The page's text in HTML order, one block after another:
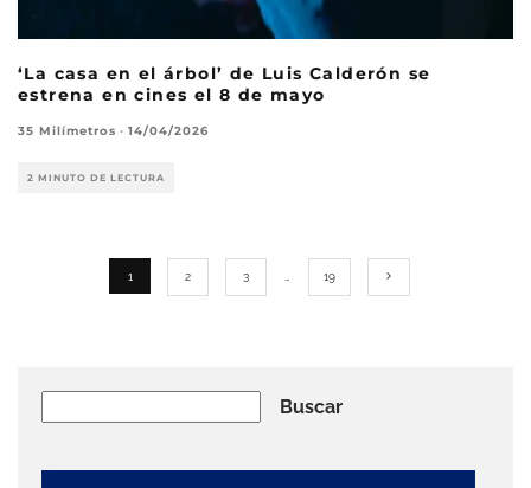
‘La casa en el árbol’ de Luis Calderón se
estrena en cines el 8 de mayo
35 Milímetros · 14/04/2026
2 MINUTO DE LECTURA
1 2 3 … 19
Buscar